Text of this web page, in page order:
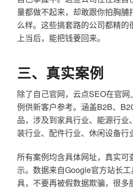
量都做不起来，却敢跟你拍胸脯
么样。这些搞套路的公司都精的
上当后，能把钱要回来。
三、真实案例
除了自己官网，云点SEO在官
例供新客户参考。涵盖B2B、
品，涉及到家具行业、能源行业
装行业、配件行业、休闲设备行
所有案例均含具体网址，真实可
示。数据来自Google官方站长
具，不要再被假数据欺骗，很多